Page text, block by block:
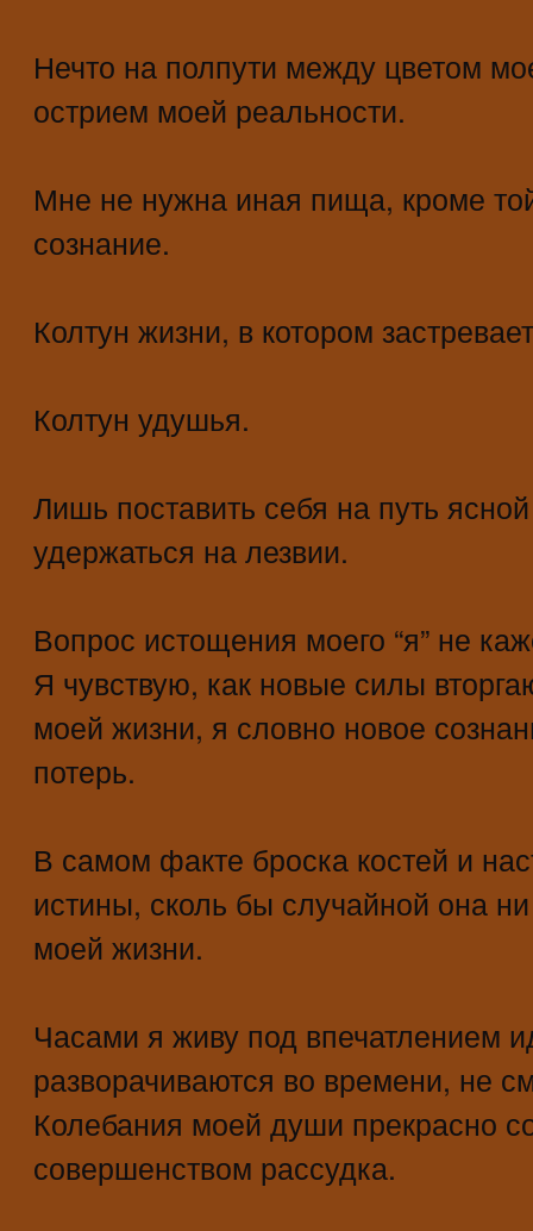
Нечто на полпути между цветом
острием моей реальности.
Мне не нужна иная пища, кроме
сознание.
Колтун жизни, в котором
Колтун удушья.
Лишь поставить себя на путь
удержаться на лезвии.
Вопрос истощения моего “я” не
Я чувствую, как новые силы
моей жизни, я словно новое
потерь.
В самом факте броска костей и
истины, сколь бы случайной она
моей жизни.
Часами я живу под впечатлением
разворачиваются во времени, не
Колебания моей души прекрасно
совершенством рассудка.